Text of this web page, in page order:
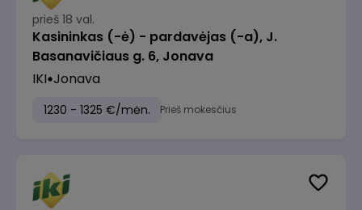
prieš 18 val.
Kasininkas (-ė) - pardavėjas (-a), J.
Basanavičiaus g. 6, Jonava
IKI Jonava
1230 - 1325 €/mėn. Prieš mokesčius